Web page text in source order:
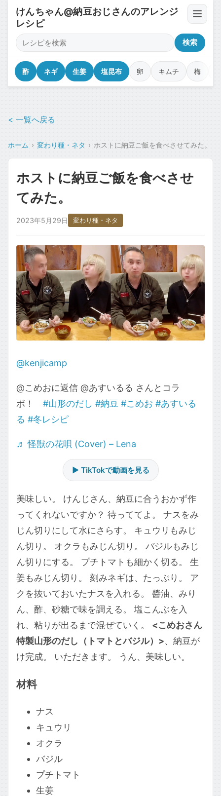
けんちゃん@納豆おじさんのアレンジ
レシピ
卵・豆腐・ネバネバ
薬味・香味野菜
調味料・オイル・タレ
乾物・海苔・トッピング
カップ麺・ジャンク・コラボ
魚介・肉のせ
ごはん・主食もの
お取り寄せ・銘柄・ご当地
変わり種・ネタ
食材タグ一覧 →
検索
酢 ネギ 生姜 塩昆布 卵 キムチ 梅
< 一覧へ戻る
ホーム 変わり種・ネタ ホストに納豆ご飯を食べさせてみた。
ホストに納豆ご飯を食べさせ
てみた。
2023年5月29日 変わり種・ネタ
@kenjicamp
@こめおに返信 @あすいるる さんとコラ
ボ！ #山形のだし #納豆 #こめお #あすいる
る #冬レシピ
♬ 怪獣の花唄 (Cover) – Lena
▶ TikTokで動画を見る
美味しい。 けんじさん、納豆に合うおかず作
ってくれないですか？ 待っててよ。 ナスをみ
じん切りにして水にさらす。 キュウリもみじ
ん切り。 オクラもみじん切り。 バジルもみじ
ん切りにする。 プチトマトも細かく切る。 生
姜もみじん切り。 刻みネギは、たっぷり。 ア
クを抜いておいたナスを入れる。 醬油、みり
ん、酢、砂糖で味を調える。 塩こんぶを入
れ、粘りが出るまで混ぜていく。 <こめおさん
特製山形のだし（トマトとバジル）>、納豆が
け完成。 いただきます。 うん、美味しい。
材料
ナス
キュウリ
オクラ
バジル
プチトマト
生姜